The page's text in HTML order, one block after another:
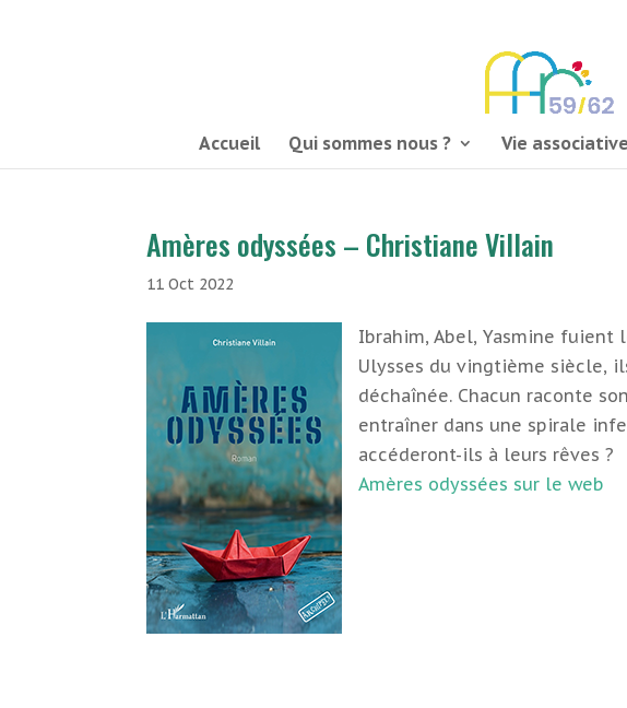
Accueil Qui sommes nous ? Vie associative
Amères odyssées – Christiane Villain
11 Oct 2022
Ibrahim, Abel, Yasmine fuient
Ulysses du vingtième siècle,
déchaînée. Chacun raconte
entraîner dans une spirale
accéderont-ils à leurs rêves ?
Amères odyssées sur le web